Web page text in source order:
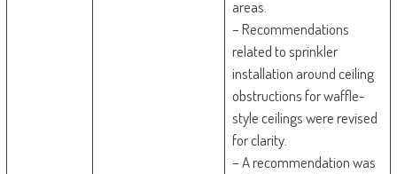
areas.
– Recommendations
related to sprinkler
installation around ceiling
obstructions for waffle-
style ceilings were revised
for clarity.
– A recommendation was